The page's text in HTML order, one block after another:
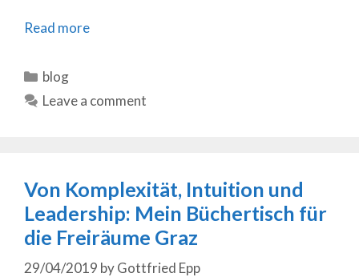
Read more
Categories
blog
Leave a comment
Von Komplexität, Intuition und
Leadership: Mein Büchertisch für
die Freiräume Graz
29/04/2019 byGottfried Epp